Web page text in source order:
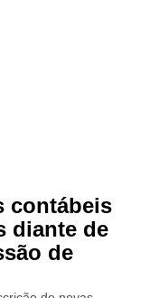
contábeis
diante de
de